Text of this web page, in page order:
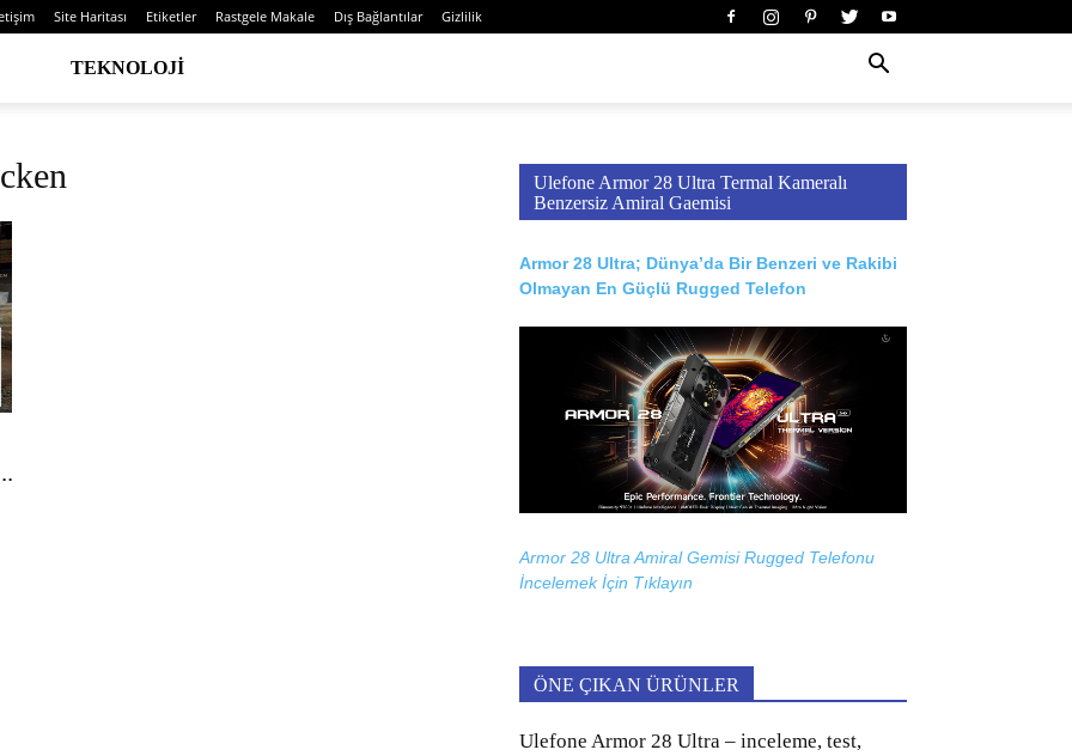
Site Haritası Etiketler Rastgele Makale Dış Bağlantılar Gizlilik
TEKNOLOJI
Ulefone Armor 28 Ultra Termal Kameralı
Benzersiz Amiral Gaemisi
Armor 28 Ultra; Dünya’da Bir Benzeri ve Rakibi
Olmayan En Güçlü Rugged Telefon
Armor 28 Ultra Amiral Gemisi Rugged Telefonu
İncelemek İçin Tıklayın
ÖNE ÇIKAN ÜRÜNLER
Ulefone Armor 28 Ultra – inceleme, test,